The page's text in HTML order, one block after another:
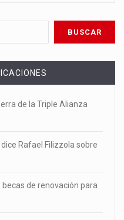
de la Triple Alianza
Rafael Filizzola sobre
de renovación para